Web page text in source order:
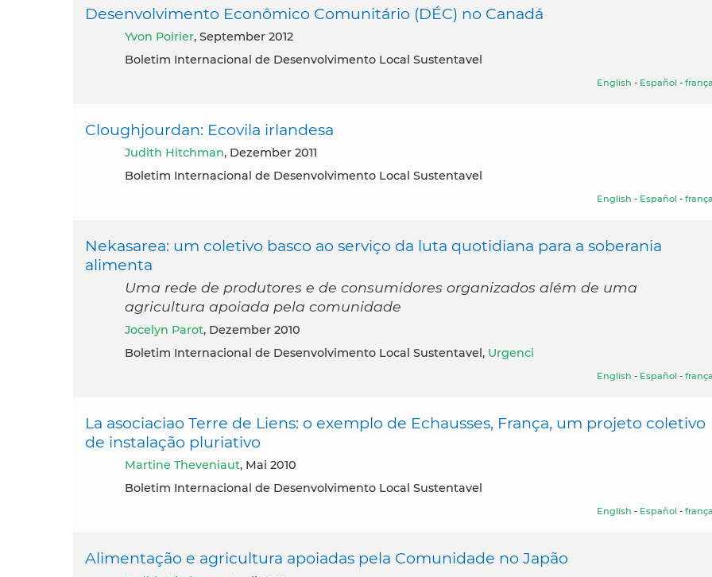
Desenvolvimento Econômico Comunitário (DÉC) no Canadá
Yvon Poirier, September 2012
Boletim Internacional de Desenvolvimento Local Sustentavel
English - Español -
Cloughjourdan: Ecovila irlandesa
Judith Hitchman, Dezember 2011
Boletim Internacional de Desenvolvimento Local Sustentavel
English - Español -
Nekasarea: um coletivo basco ao serviço da luta quotidiana para a soberania
alimenta
Uma rede de produtores e de consumidores organizados além de uma
agricultura apoiada pela comunidade
Jocelyn Parot, Dezember 2010
Boletim Internacional de Desenvolvimento Local Sustentavel, Urgenci
English - Español -
La asociaciao Terre de Liens: o exemplo de Echausses, França, um projeto coletivo
de instalação pluriativo
Martine Theveniaut, Mai 2010
Boletim Internacional de Desenvolvimento Local Sustentavel
English - Español -
Alimentação e agricultura apoiadas pela Comunidade no Japão